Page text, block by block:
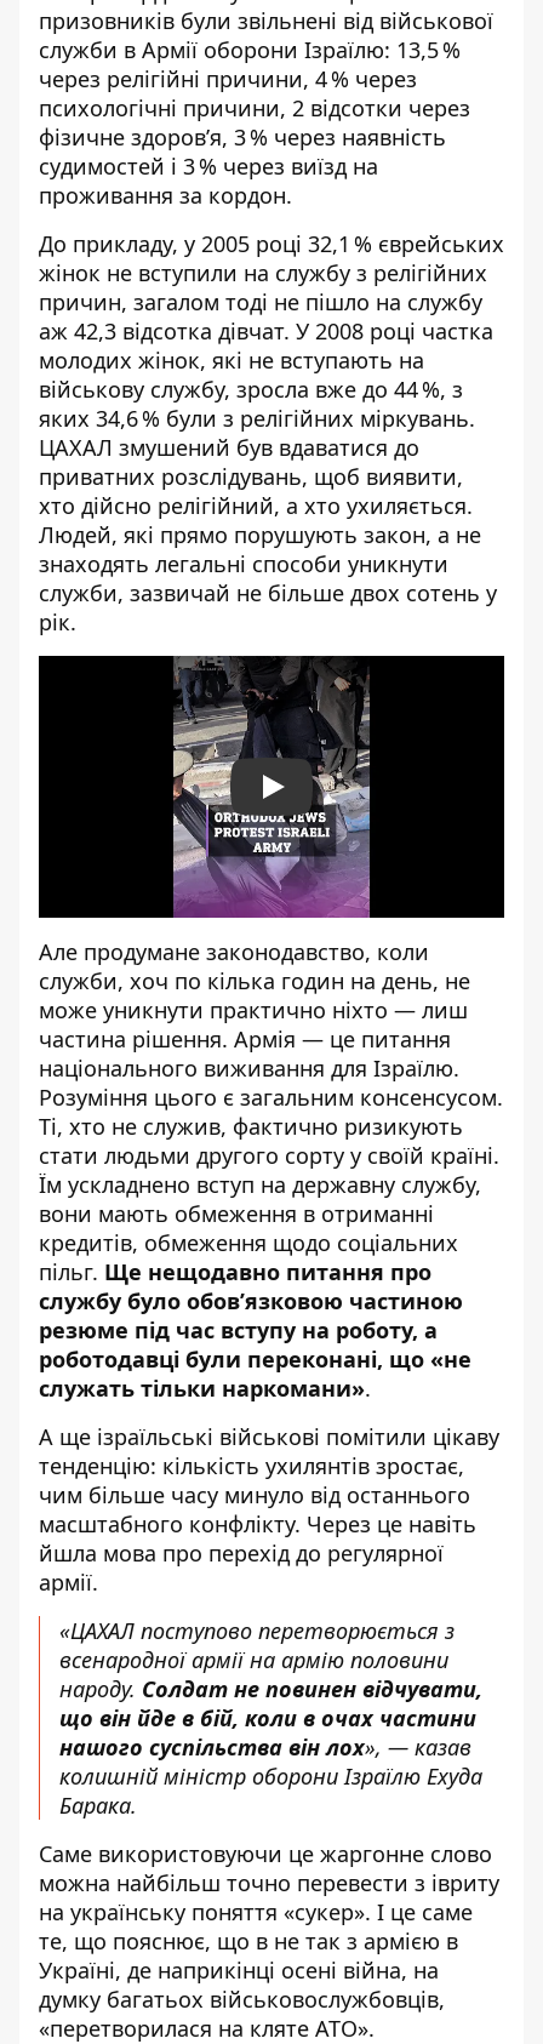
призовників були звільнені від військової
служби в Армії оборони Ізраїлю: 13,5 %
через релігійні причини, 4 % через
психологічні причини, 2 відсотки через
фізичне здоров’я, 3 % через наявність
судимостей і 3 % через виїзд на
проживання за кордон.
До прикладу, у 2005 році 32,1 % єврейських
жінок не вступили на службу з релігійних
причин, загалом тоді не пішло на службу
аж 42,3 відсотка дівчат. У 2008 році частка
молодих жінок, які не вступають на
військову службу, зросла вже до 44 %, з
яких 34,6 % були з релігійних міркувань.
ЦАХАЛ змушений був вдаватися до
приватних розслідувань, щоб виявити,
хто дійсно релігійний, а хто ухиляється.
Людей, які прямо порушують закон, а не
знаходять легальні способи уникнути
служби, зазвичай не більше двох сотень у
рік.
Play
Але продумане законодавство, коли
служби, хоч по кілька годин на день, не
може уникнути практично ніхто — лиш
частина рішення. Армія — це питання
національного виживання для Ізраїлю.
Розуміння цього є загальним консенсусом.
Ті, хто не служив, фактично ризикують
стати людьми другого сорту у своїй країні.
Їм ускладнено вступ на державну службу,
вони мають обмеження в отриманні
кредитів, обмеження щодо соціальних
пільг. Ще нещодавно питання про
службу було обов’язковою частиною
резюме під час вступу на роботу, а
роботодавці були переконані, що «не
служать тільки наркомани».
А ще ізраїльські військові помітили цікаву
тенденцію: кількість ухилянтів зростає,
чим більше часу минуло від останнього
масштабного конфлікту. Через це навіть
йшла мова про перехід до регулярної
армії.
«ЦАХАЛ поступово перетворюється з
всенародної армії на армію половини
народу. Солдат не повинен відчувати,
що він йде в бій, коли в очах частини
нашого суспільства він лох», — казав
колишній міністр оборони Ізраїлю Ехуда
Барака.
Саме використовуючи це жаргонне слово
можна найбільш точно перевести з івриту
на українську поняття «сукер». І це саме
те, що пояснює, що в не так з армією в
Україні, де наприкінці осені війна, на
думку багатьох військовослужбовців,
«перетворилася на кляте АТО».